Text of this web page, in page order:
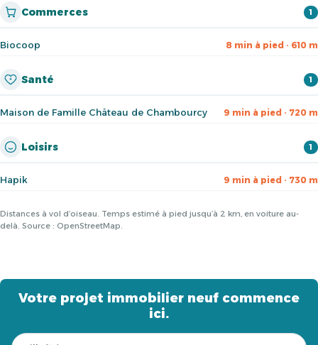
Commerces 1
Biocoop 8 min à pied · 610 m
Santé 1
Maison de Famille Château de Chambourcy 9 min à pied · 720 m
Loisirs 1
Hapik 9 min à pied · 730 m
Distances à vol d’oiseau. Temps estimé à pied jusqu’à 2 km, en voiture au-
delà. Source : OpenStreetMap.
Votre projet immobilier neuf commence
ici.